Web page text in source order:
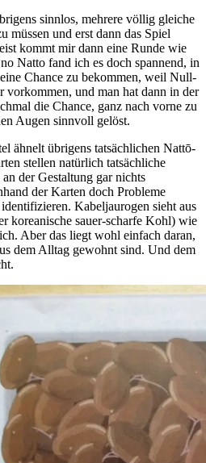
sinnlos, mehrere völlig gleiche
müssen und erst dann das Spiel
kommt mir dann eine Runde wie
Natto fand ich es doch spannend, in
Chance zu bekommen, weil Null-
vorkommen, und man hat dann in der
die Chance, ganz nach vorne zu
Augen sinnvoll gelöst.
ähnelt übrigens tatsächlichen Nattō-
stellen natürlich tatsächliche
der Gestaltung gar nichts
der Karten doch Probleme
Kabeljaurogen sieht aus
koreanische sauer-scharfe Kohl) wie
Aber das liegt wohl einfach daran,
dem Alltag gewohnt sind. Und dem